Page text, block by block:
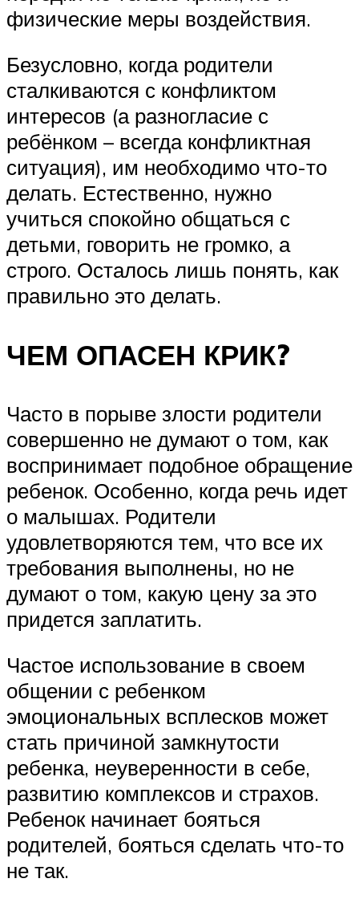
физические меры воздействия.
Безусловно, когда родители
сталкиваются с конфликтом
интересов (а разногласие с
ребёнком – всегда конфликтная
ситуация), им необходимо что-то
делать. Естественно, нужно
учиться спокойно общаться с
детьми, говорить не громко, а
строго. Осталось лишь понять, как
правильно это делать.
ЧЕМ ОПАСЕН КРИК?
Часто в порыве злости родители
совершенно не думают о том, как
воспринимает подобное обращение
ребенок. Особенно, когда речь идет
о малышах. Родители
удовлетворяются тем, что все их
требования выполнены, но не
думают о том, какую цену за это
придется заплатить.
Частое использование в своем
общении с ребенком
эмоциональных всплесков может
стать причиной замкнутости
ребенка, неуверенности в себе,
развитию комплексов и страхов.
Ребенок начинает бояться
родителей, бояться сделать что-то
не так.